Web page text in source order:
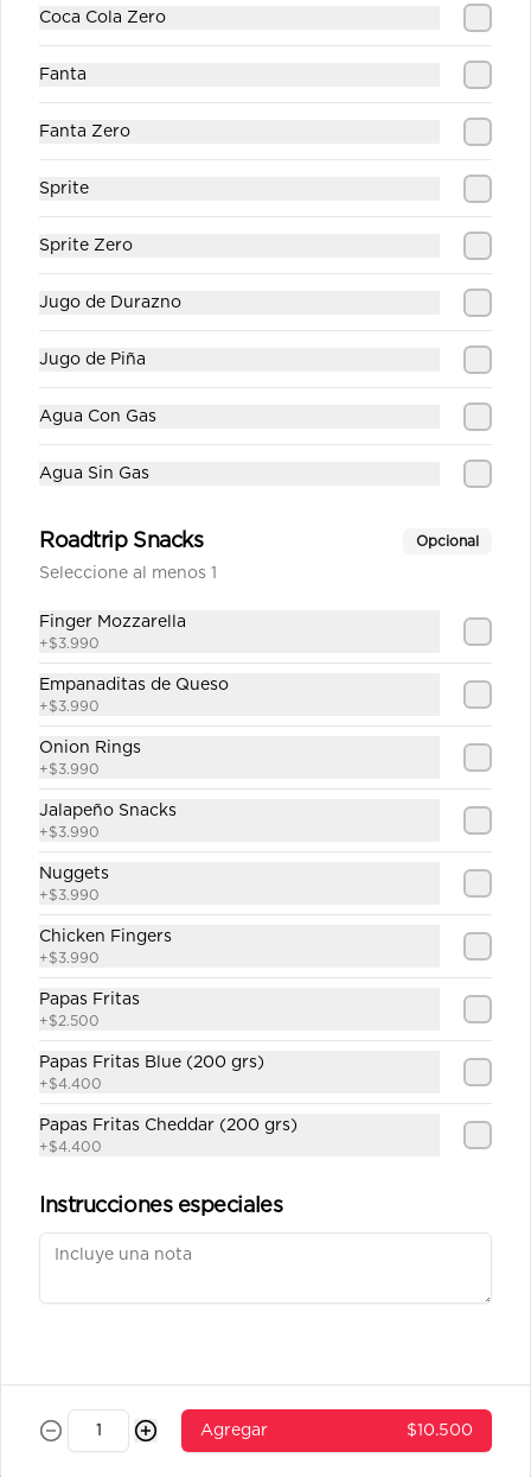
Jugo Piña
Conócenos
Despacho
Política de privacidad
Redes sociales
Instagram
Iniciar sesión
Coca Cola Zero
Fanta
Fanta Zero
Sprite
Sprite Zero
Jugo de Durazno
Jugo de Piña
Agua Con Gas
Agua Sin Gas
Roadtrip Snacks Opcional
Seleccione al menos 1
Finger Mozzarella
+$3.990
Empanaditas de Queso
+$3.990
Onion Rings
+$3.990
Jalapeño Snacks
+$3.990
Nuggets
+$3.990
Chicken Fingers
+$3.990
Papas Fritas
+$2.500
Papas Fritas Blue (200 grs)
+$4.400
Papas Fritas Cheddar (200 grs)
+$4.400
Instrucciones especiales
Agregar $10.500